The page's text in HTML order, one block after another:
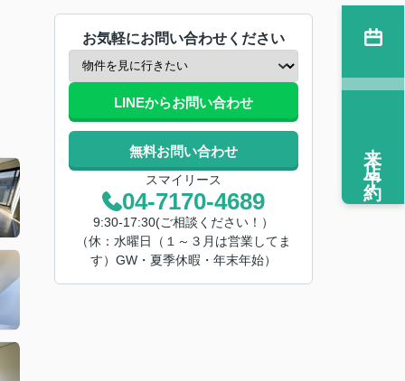
お気軽にお問い合わせください
LINEからお問い合わせ
無料お問い合わせ
スマイリース
04-7170-4689
9:30-17:30(ご相談ください！）
（休：水曜日（１～３月は営業してま
す）GW・夏季休暇・年末年始）
来店予約